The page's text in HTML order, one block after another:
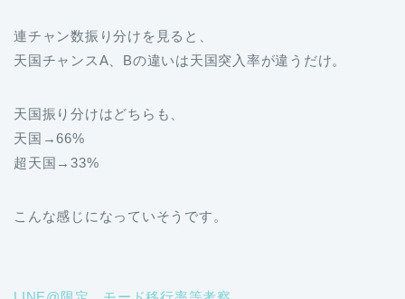
連チャン数振り分けを見ると、
天国チャンスA、Bの違いは天国突入率が違うだけ。
天国振り分けはどちらも、
天国→66%
超天国→33%
こんな感じになっていそうです。